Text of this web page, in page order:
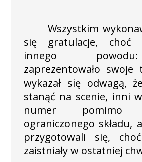
Wszystkim
się gratulacje, choć
innego
zaprezentowało
wykazał się odwagą,
stanąć na scenie, inni
numer pomimo
ograniczonego składu,
przygotowali się,
zaistniały w ostatniej